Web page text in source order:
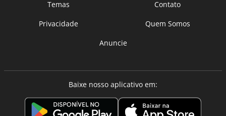
Temas
Contato
Privacidade
Quem Somos
Anuncie
Baixe nosso aplicativo em: